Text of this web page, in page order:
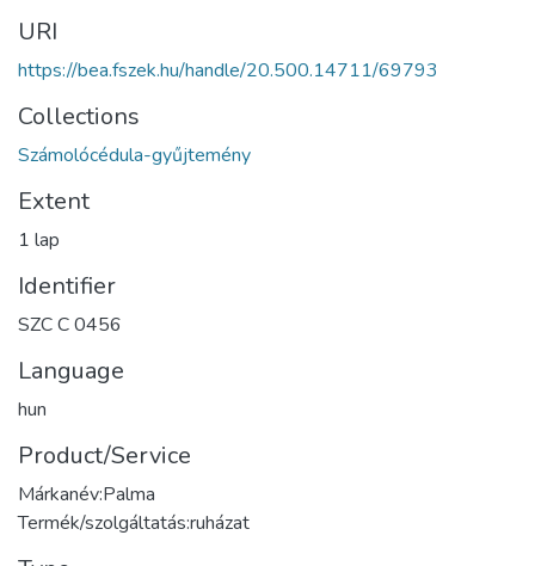
URI
https://bea.fszek.hu/handle/20.500.14711/69793
Collections
Számolócédula-gyűjtemény
Extent
1 lap
Identifier
SZC C 0456
Language
hun
Product/Service
Márkanév:Palma
Termék/szolgáltatás:ruházat